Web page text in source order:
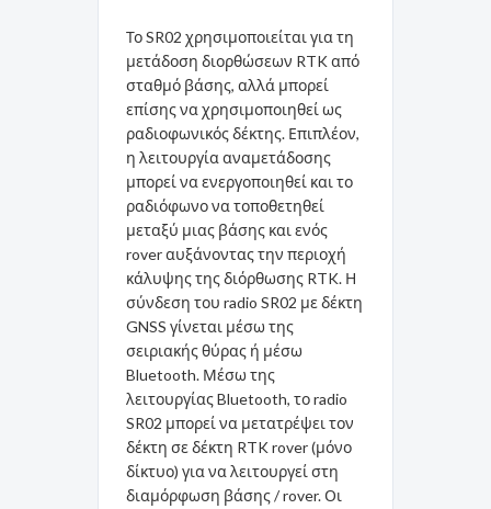
Το SR02 χρησιμοποιείται για τη
μετάδοση διορθώσεων RTK από
σταθμό βάσης, αλλά μπορεί
επίσης να χρησιμοποιηθεί ως
ραδιοφωνικός δέκτης. Επιπλέον,
η λειτουργία αναμετάδοσης
μπορεί να ενεργοποιηθεί και το
ραδιόφωνο να τοποθετηθεί
μεταξύ μιας βάσης και ενός
rover αυξάνοντας την περιοχή
κάλυψης της διόρθωσης RTK. Η
σύνδεση του radio SR02 με δέκτη
GNSS γίνεται μέσω της
σειριακής θύρας ή μέσω
Bluetooth. Μέσω της
λειτουργίας Bluetooth, το radio
SR02 μπορεί να μετατρέψει τον
δέκτη σε δέκτη RTK rover (μόνο
δίκτυο) για να λειτουργεί στη
διαμόρφωση βάσης / rover. Οι